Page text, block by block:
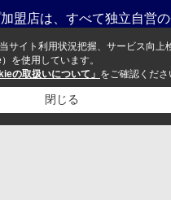
盟店は、すべて独立自営の
サイト利用状況把握、サービス向上
を使用しています。
の取扱いについて」 をご確認くださ
閉じる